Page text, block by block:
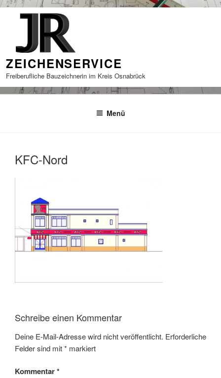
Zum
ZEICHENSERVICE
Freiberufliche Bauzeichnerin im Kreis Osnabrück
Menü
KFC-Nord
Schreibe einen Kommentar
Deine E-Mail-Adresse wird nicht veröffentlicht. Erforderliche
Felder sind mit* markiert
Kommentar*